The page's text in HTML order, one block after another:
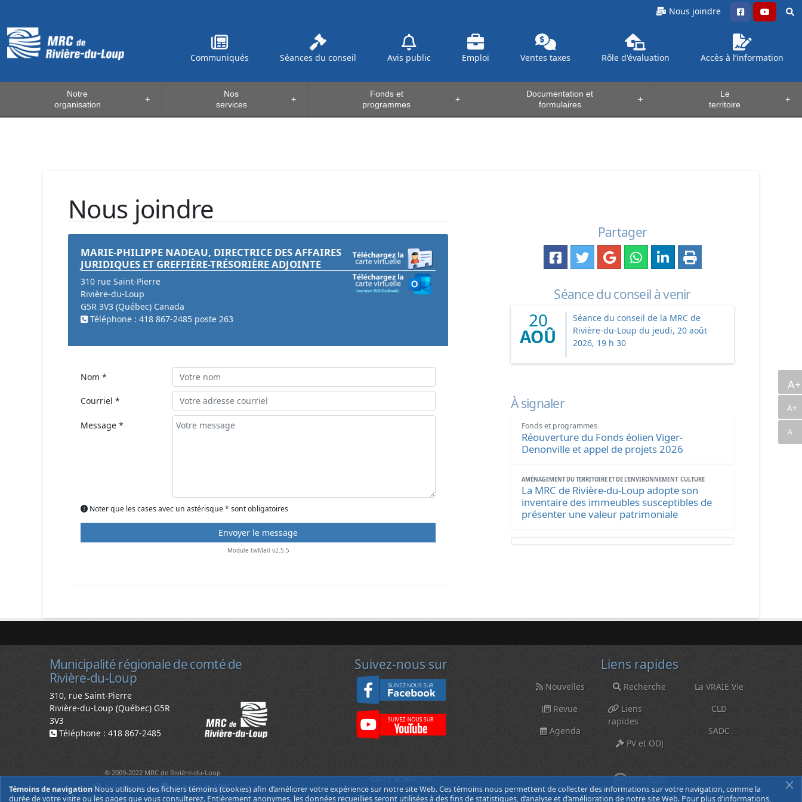
Nous joindre
Communiqués Séances du conseil Avis public Emploi Ventes taxes Rôle d'évaluation Accès à l’information
+
Notre
organisation
+
Nos
services
+
Fonds et
programmes
+
Documentation et
formulaires
+
Le
territoire
A+
A
Nous joindre
MARIE-PHILIPPE NADEAU, DIRECTRICE DES AFFAIRES
JURIDIQUES ET GREFFIÈRE-TRÉSORIÈRE ADJOINTE
310 rue Saint-Pierre
Rivière-du-Loup
G5R 3V3 (Québec) Canada
Téléphone : 418 867-2485 poste 263
Nom *
Courriel *
Message *
Noter que les cases avec un astérisque * sont obligatoires
Module twMail v2.5.5
Partager
Séance du conseil à venir
20
AOÛ
Séance du conseil de la MRC de
Rivière-du-Loup du jeudi, 20 août
2026, 19 h 30
À signaler
Fonds et programmes
Réouverture du Fonds éolien Viger-
Denonville et appel de projets 2026
AMÉNAGEMENT DU TERRITOIRE ET DE L’ENVIRONNEMENT CULTURE
La MRC de Rivière-du-Loup adopte son
inventaire des immeubles susceptibles de
présenter une valeur patrimoniale
Municipalité régionale de comté de
Rivière-du-Loup
310, rue Saint-Pierre
Rivière-du-Loup (Québec) G5R
3V3
Téléphone : 418 867-2485
Suivez-nous sur Liens rapides
Nouvelles
Revue
Agenda
Recherche
Liens
rapides
PV et ODJ
La VRAIE Vie
CLD
SADC
© 2009-2022 MRC de Rivière-du-Loup
Avis légal Joindre la MRC
2467
Témoins de navigation Nous utilisons des fichiers témoins (cookies) afin d’améliorer votre expérience sur notre site Web. Ces témoins nous permettent de collecter des informations sur votre navigation, comme la
durée de votre visite ou les pages que vous consulterez. Entièrement anonymes, les données recueillies seront utilisées à des fins de statistiques, d’analyse et d’amélioration de notre site Web. Pour plus d’informations,